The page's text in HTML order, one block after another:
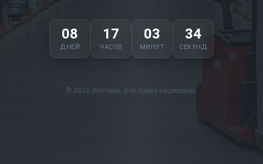
08
ДНЕЙ
17
ЧАСОВ
03
МИНУТ
33
СЕКУНД
© 2026 Экотайм. Все права защищены.